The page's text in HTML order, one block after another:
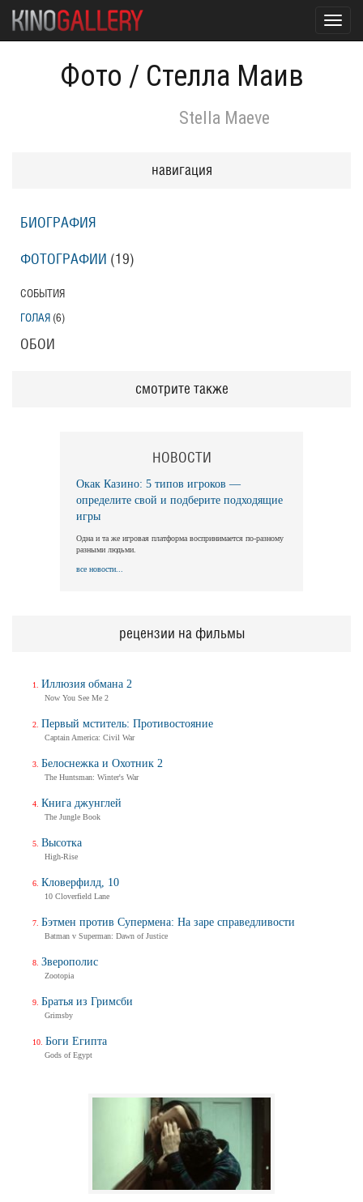
Фото / Стелла Маив
Stella Maeve
навигация
БИОГРАФИЯ
ФОТОГРАФИИ (19)
СОБЫТИЯ
ГОЛАЯ (6)
ОБОИ
смотрите также
НОВОСТИ
Окак Казино: 5 типов игроков —
определите свой и подберите подходящие
игры
Одна и та же игровая платформа воспринимается по-разному
разными людьми.
все новости...
рецензии на фильмы
Иллюзия обмана 2
Now You See Me 2
Первый мститель: Противостояние
Captain America: Civil War
Белоснежка и Охотник 2
The Huntsman: Winter's War
Книга джунглей
The Jungle Book
Высотка
High-Rise
Кловерфилд, 10
10 Cloverfield Lane
Бэтмен против Супермена: На заре справедливости
Batman v Superman: Dawn of Justice
Зверополис
Zootopia
Братья из Гримсби
Grimsby
Боги Египта
Gods of Egypt